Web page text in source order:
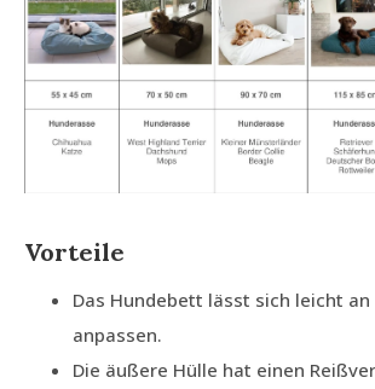
Vorteile
Das Hundebett lässt sich leicht
anpassen.
Die äußere Hülle hat einen